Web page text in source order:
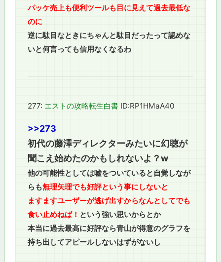
パッケ売上も便利ツールも目に見えて過去最低な
のに
逆に駄目なときにちゃんと駄目だったって認めな
いと何言っても信用なくなるわ
277: エストの攻略転生白書 ID:RP1HMaA40
>>273
初代の藤澤ディレクターみたいに幻聴が
聞こえ始めたのかもしれないよ？w
他の可能性としては嘘をついていると自覚しなが
らも無理矢理でも好評という事にしないと
ますますユーザーが逃げ出すからなんとしてでも
食い止めねば！ という強い思いからとか
本当に過去最高に好評なら青山が得意のグラフを
持ち出してアピールしないはずがないし